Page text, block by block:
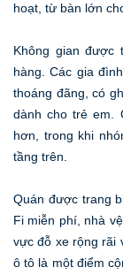
hoạt, từ bàn lớn
Không gian được
hàng. Các gia
thoáng đãng, có
dành cho trẻ em.
hơn, trong khi
tầng trên.
Quán được trang
Fi miễn phí, nhà
vực đỗ xe rộng rãi
ô tô là một điểm